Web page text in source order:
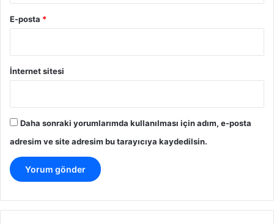
E-posta *
İnternet sitesi
Daha sonraki yorumlarımda kullanılması için adım, e-posta
adresim ve site adresim bu tarayıcıya kaydedilsin.